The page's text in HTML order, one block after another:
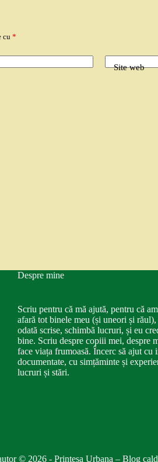
cu *
Site web
Despre mine
Scriu pentru că mă ajută, pentru că
afară tot binele meu (și uneori și
odată scrise, schimbă lucruri, și eu
bine. Scriu despre copiii mei, despre
face viața frumoasă. Încerc să ajut cu
documentate, cu simțăminte și
lucruri și stări.
© 2026 - Printesa Urbana – Blog